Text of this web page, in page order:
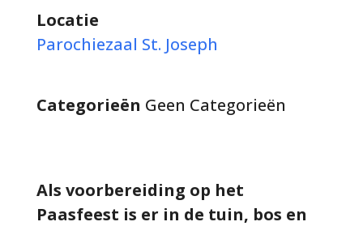
Locatie
Parochiezaal St. Joseph
Categorieën Geen Categorieën
Als voorbereiding op het
Paasfeest is er in de tuin, bos en